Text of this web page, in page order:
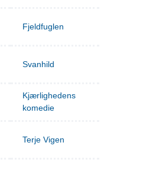
Fjeldfuglen
Svanhild
Kjærlighedens
komedie
Terje Vigen